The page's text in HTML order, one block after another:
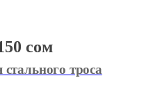
троса
сом